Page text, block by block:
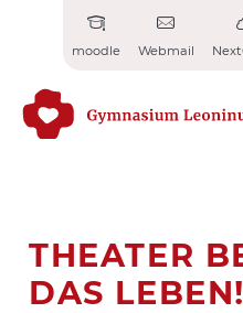
moodle Webmail
THEATER
DAS LEBEN!